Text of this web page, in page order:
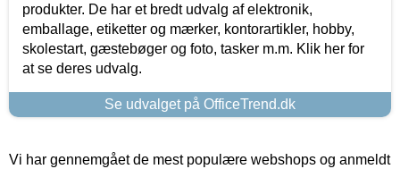
produkter. De har et bredt udvalg af elektronik,
emballage, etiketter og mærker, kontorartikler, hobby,
skolestart, gæstebøger og foto, tasker m.m. Klik her for
at se deres udvalg.
Se udvalget på OfficeTrend.dk
Vi har gennemgået de mest populære webshops og anmeldt